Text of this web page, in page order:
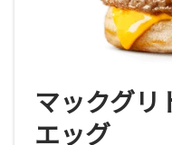
マックグリ
エッグ